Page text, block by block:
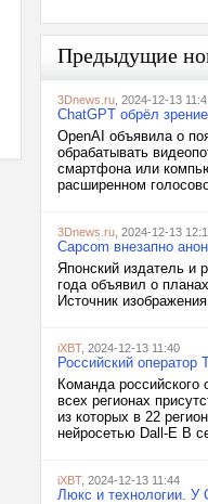
Предыдущие
3Dnews.ru , 2024-12-13
ChatGPT обрёл
OpenAI объявила о
обрабатывать
смартфона или
расширенном
3Dnews.ru , 2024-12-13
Capcom внезапно
Японский издатель и
года объявил о
Источник
iXBT, 2024-12-13 11:40
Российский оператор
Команда
всех регионах
из которых в 22
нейросетью Dall-E В
iXBT, 2024-12-13 11:44
Люкс и технологии. У